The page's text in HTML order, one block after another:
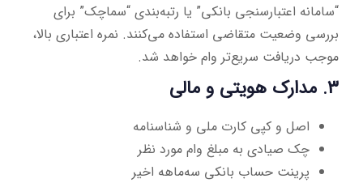
“سامانه اعتبارسنجی بانکی” یا رتبه‌بندی “سماچک” برای
بررسی وضعیت متقاضی استفاده می‌کنند. نمره اعتباری بالا،
موجب دریافت سریع‌تر وام خواهد شد.
۳. مدارک هویتی و مالی
اصل و کپی کارت ملی و شناسنامه
چک صیادی به مبلغ وام مورد نظر
پرینت حساب بانکی سه‌ماهه اخیر